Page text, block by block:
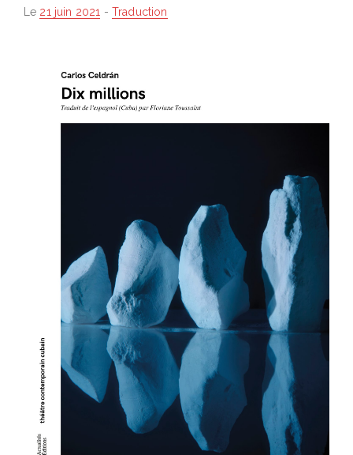
Le Posted
21 juin 2021 - Traduction